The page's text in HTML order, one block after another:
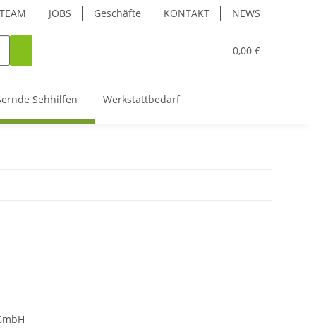
TEAM JOBS Geschäfte KONTAKT NEWS
0,00 €
Sehhilfen Werkstattbedarf